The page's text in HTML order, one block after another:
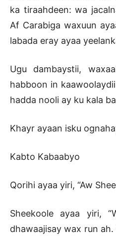
ka tiraahdeen: wa
Af Carabiga waxuun
labada eray ayaa
Ugu dambaystii,
habboon in
hadda nooli ay ku kala
Khayr ayaan isku
Kabto Kabaabyo
Qorihi ayaa yiri, “Aw
Sheekoole ayaa yiri,
dhawaajisay wax run ah.